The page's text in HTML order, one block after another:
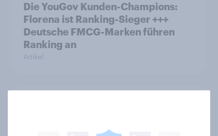
Die YouGov Kunden-Champions:
Florena ist Ranking-Sieger +++
Deutsche FMCG-Marken führen
Ranking an
Artikel